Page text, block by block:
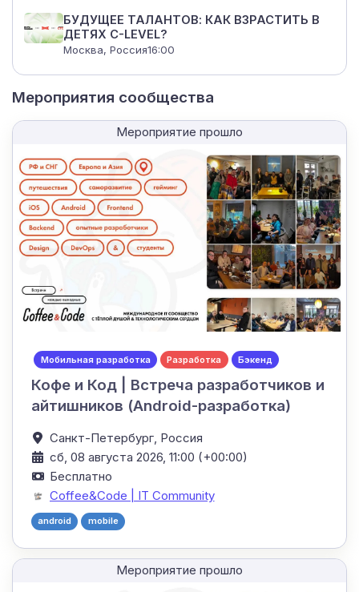
БУДУЩЕЕ ТАЛАНТОВ: КАК ВЗРАСТИТЬ В
ДЕТЯХ C-LEVEL?
Москва, Россия16:00
Мероприятия сообщества
Мероприятие прошло
Мобильная разработка Разработка Бэкенд
Кофе и Код | Встреча разработчиков и
айтишников (Android-разработка)
Санкт-Петербург, Россия
сб, 08 августа 2026, 11:00 (+00:00)
Бесплатно
Coffee&Code | IT Community
android mobile
Мероприятие прошло